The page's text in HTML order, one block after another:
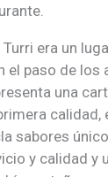
era un
el paso de los
una
calidad,
sabores
y calidad y